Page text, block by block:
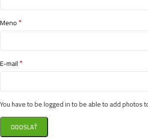
Meno*
E-mail*
You have to be logged in to be able to add photos